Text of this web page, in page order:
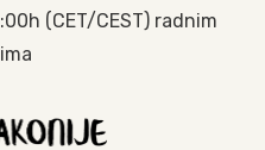
(CET/CEST) radnim